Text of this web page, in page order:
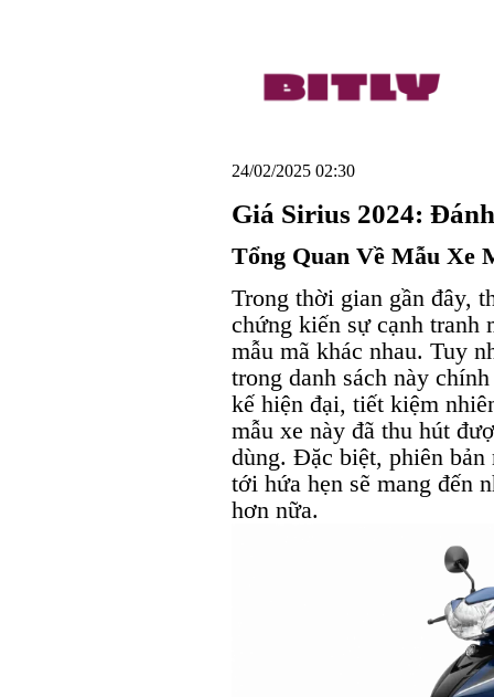
24/02/2025 02:30
Giá Sirius 2024:
Tổng Quan Về Mẫu Xe
Trong thời gian gần đây,
chứng kiến sự cạnh tranh
mẫu mã khác nhau. Tuy
trong danh sách này
kế hiện đại, tiết kiệm
mẫu xe này đã thu hút
dùng. Đặc biệt, phiên bản
tới hứa hẹn sẽ mang đến
hơn nữa.